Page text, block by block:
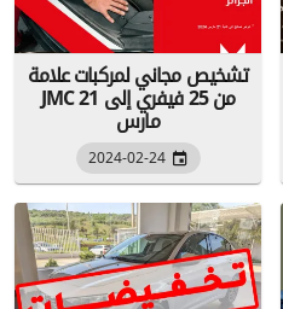
تشخيص مجاني لمركبات علامة
JMC من 25 فيفري إلى 21
مارس
2024-02-24